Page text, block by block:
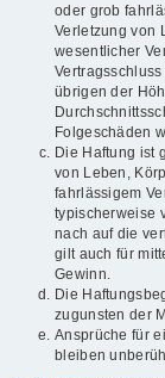
oder grob
Verletzung von
wesentlicher
übrigen der
Folgeschäden
Die Haftung ist
von Leben,
fahrlässigem
typischerweise
nach auf die
gilt auch für
Gewinn.
Die
zugunsten der
Ansprüche für
bleiben